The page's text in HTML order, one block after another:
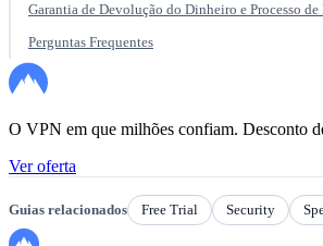
Garantia de Devolução do Dinheiro e Processo de
Perguntas Frequentes
O VPN em que milhões confiam. Desconto
Ver oferta
Guias relacionados Free Trial Security